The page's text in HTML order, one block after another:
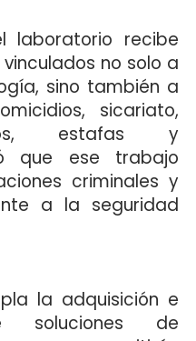
laboratorio recibe
no solo a
sino también a
sicariato,
estafas y
que ese trabajo
criminales y
a la seguridad
la adquisición e
soluciones de